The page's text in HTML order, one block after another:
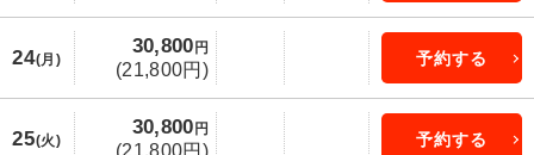
24(月)
30,800 円
(21,800円)
予約する
25(火)
30,800 円
(21,800円)
予約する